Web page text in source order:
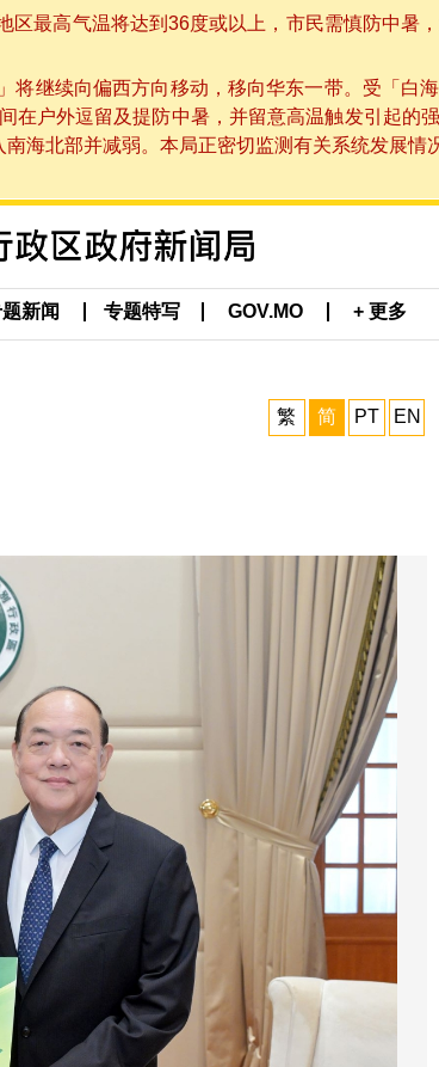
最高气温将达到36度或以上，市民需慎防中暑
继续向偏西方向移动，移向华东一带。受「白
户外逗留及提防中暑，并留意高温触发引起的
海北部并减弱。本局正密切监测有关系统发展
新闻 专题特写 GOV.MO + 更多
繁 简 PT EN